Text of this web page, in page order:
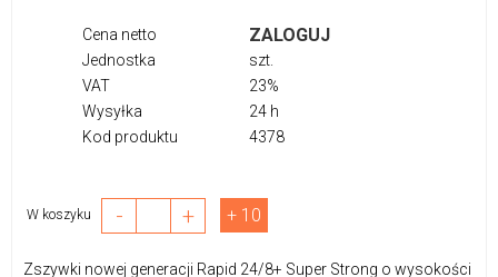
Cena netto ZALOGUJ
Jednostka
szt.
VAT
23%
Wysyłka
24 h
Kod produktu
4378
W koszyku - + + 10
Zszywki nowej generacji Rapid 24/8+ Super Strong o wysokości